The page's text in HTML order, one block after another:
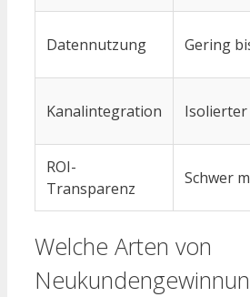
Datennutzung Gering
Kanalintegration Isolierter
ROI-
Transparenz
Schwer
Welche Arten von